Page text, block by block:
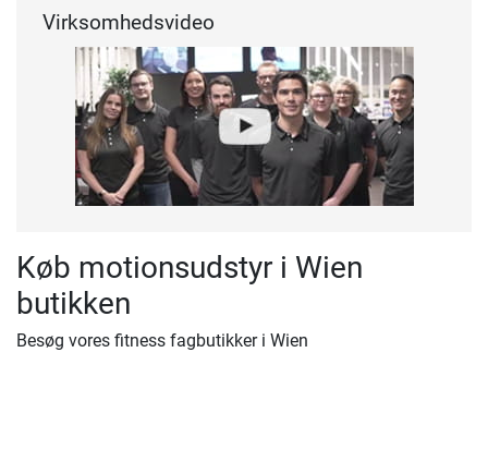
Virksomhedsvideo
Køb motionsudstyr i Wien
butikken
Besøg vores fitness fagbutikker i Wien